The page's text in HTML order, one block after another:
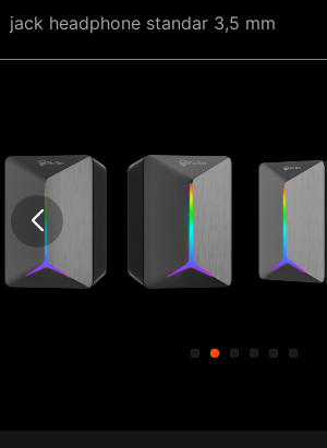
jack headphone standar 3,5 mm